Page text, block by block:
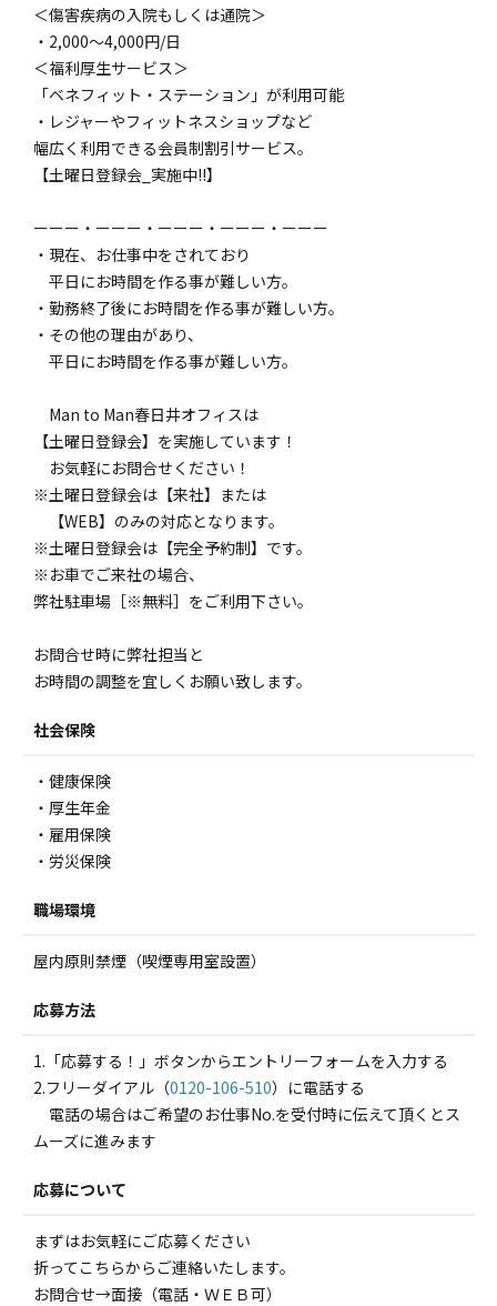
＜傷害疾病の入院もしくは通院＞
・2,000〜4,000円/日
＜福利厚生サービス＞
「ベネフィット・ステーション」が利用可能
・レジャーやフィットネスショップなど
幅広く利用できる会員制割引サービス。
【土曜日登録会_実施中!!】
ーーー・ーーー・ーーー・ーーー・ーーー
・現在、お仕事中をされており
平日にお時間を作る事が難しい方。
・勤務終了後にお時間を作る事が難しい方。
・その他の理由があり、
平日にお時間を作る事が難しい方。
Man to Man春日井オフィスは
【土曜日登録会】を実施しています！
お気軽にお問合せください！
※土曜日登録会は【来社】または
【WEB】のみの対応となります。
※土曜日登録会は【完全予約制】です。
※お車でご来社の場合、
弊社駐車場［※無料］をご利用下さい。
お問合せ時に弊社担当と
お時間の調整を宜しくお願い致します。
社会保険
・健康保険
・厚生年金
・雇用保険
・労災保険
職場環境
屋内原則禁煙（喫煙専用室設置）
応募方法
1.「応募する！」ボタンからエントリーフォームを入力する
2.フリーダイアル（0120-106-510）に電話する
電話の場合はご希望のお仕事No.を受付時に伝えて頂くとス
ムーズに進みます
応募について
まずはお気軽にご応募ください
折ってこちらからご連絡いたします。
お問合せ→面接（電話・ＷＥＢ可）